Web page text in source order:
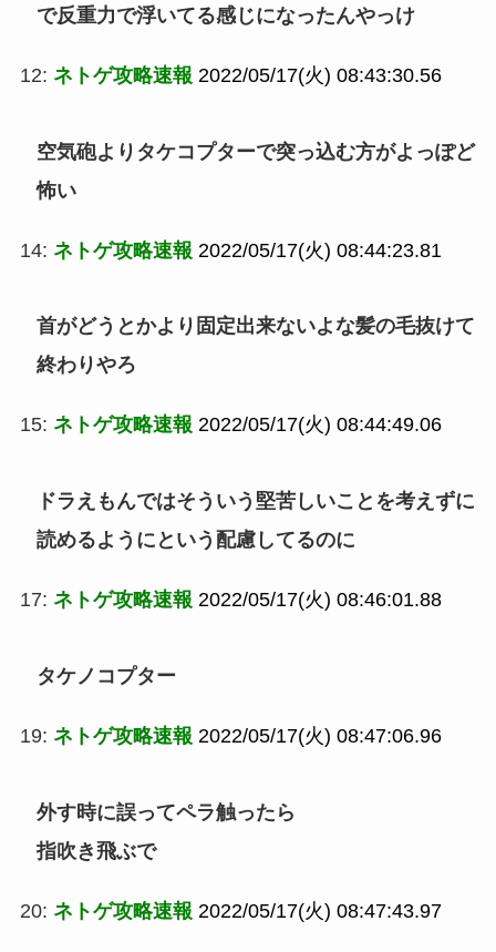
で反重力で浮いてる感じになったんやっけ
12: ネトゲ攻略速報 2022/05/17(火) 08:43:30.56
空気砲よりタケコプターで突っ込む方がよっぽど
怖い
14: ネトゲ攻略速報 2022/05/17(火) 08:44:23.81
首がどうとかより固定出来ないよな髪の毛抜けて
終わりやろ
15: ネトゲ攻略速報 2022/05/17(火) 08:44:49.06
ドラえもんではそういう堅苦しいことを考えずに
読めるようにという配慮してるのに
17: ネトゲ攻略速報 2022/05/17(火) 08:46:01.88
タケノコプター
19: ネトゲ攻略速報 2022/05/17(火) 08:47:06.96
外す時に誤ってペラ触ったら
指吹き飛ぶで
20: ネトゲ攻略速報 2022/05/17(火) 08:47:43.97